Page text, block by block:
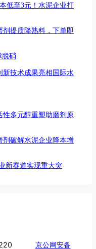
低至3元！水泥企业打
提质降熟料，下单即
脱硝
新技术成果亮相国际水
性多元醇重塑助磨剂原
剂破解水泥企业降本增
新赛道实现重大突
京公网安备